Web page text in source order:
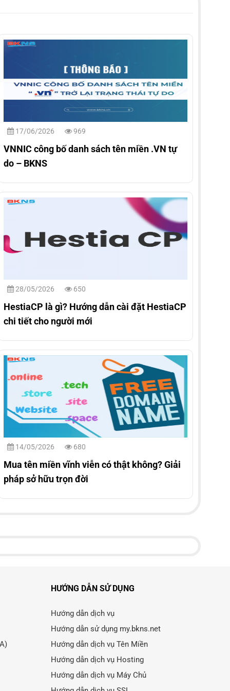
17/06/2026 969
VNNIC công bố danh sách tên miền .VN tự
do – BKNS
28/05/2026 650
HestiaCP là gì? Hướng dẫn cài đặt HestiaCP
chi tiết cho người mới
14/05/2026 680
Mua tên miền vĩnh viễn có thật không? Giải
pháp sở hữu trọn đời
HƯỚNG DẪN SỬ DỤNG
Hướng dẫn dịch vụ
Hướng dẫn sử dụng my.bkns.net
Hướng dẫn dịch vụ Tên Miền
Hướng dẫn dịch vụ Hosting
Hướng dẫn dịch vụ Máy Chủ